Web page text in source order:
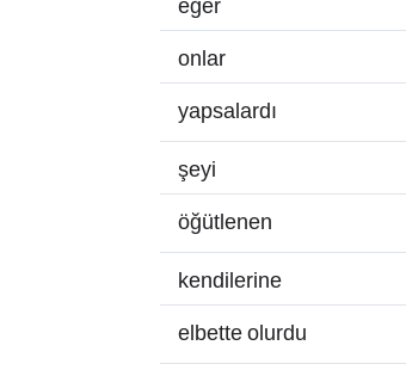
onlar
yapsalardı
şeyi
öğütlenen
kendilerine
elbette olurdu